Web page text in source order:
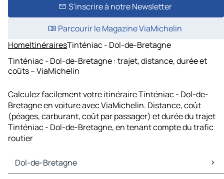
S'inscrire à notre Newsletter
Parcourir le Magazine ViaMichelin
HomeItinérairesTinténiac - Dol-de-Bretagne
Tinténiac - Dol-de-Bretagne : trajet, distance, durée et
coûts – ViaMichelin
Calculez facilement votre itinéraire Tinténiac - Dol-de-
Bretagne en voiture avec ViaMichelin. Distance, coût
(péages, carburant, coût par passager) et durée du trajet
Tinténiac - Dol-de-Bretagne, en tenant compte du trafic
routier
Dol-de-Bretagne